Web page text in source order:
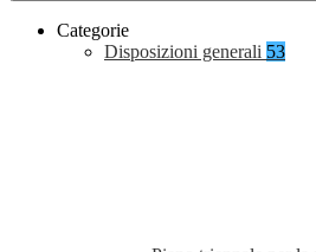
Categorie
Disposizioni generali 53